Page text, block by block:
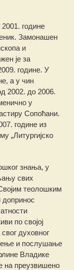
године
Замонашен
и
је за
године. У
а у чин
2002. до 2006.
у
Сопоћани.
године из
„Литургијско
знања, у
свих
теолошким
по својој
духовног
и послушање
Владике
на преузвишено